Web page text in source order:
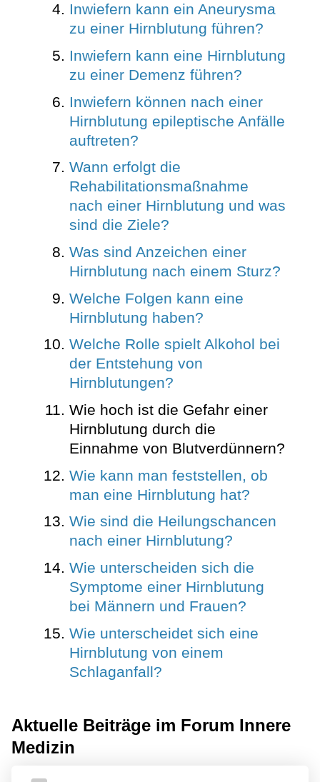
Inwiefern kann ein Aneurysma
zu einer Hirnblutung führen?
Inwiefern kann eine Hirnblutung
zu einer Demenz führen?
Inwiefern können nach einer
Hirnblutung epileptische Anfälle
auftreten?
Wann erfolgt die
Rehabilitationsmaßnahme
nach einer Hirnblutung und was
sind die Ziele?
Was sind Anzeichen einer
Hirnblutung nach einem Sturz?
Welche Folgen kann eine
Hirnblutung haben?
Welche Rolle spielt Alkohol bei
der Entstehung von
Hirnblutungen?
Wie hoch ist die Gefahr einer
Hirnblutung durch die
Einnahme von Blutverdünnern?
Wie kann man feststellen, ob
man eine Hirnblutung hat?
Wie sind die Heilungschancen
nach einer Hirnblutung?
Wie unterscheiden sich die
Symptome einer Hirnblutung
bei Männern und Frauen?
Wie unterscheidet sich eine
Hirnblutung von einem
Schlaganfall?
Aktuelle Beiträge im Forum Innere
Medizin